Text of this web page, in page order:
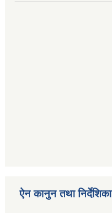
ऐन कानुन तथा निर्देशिका